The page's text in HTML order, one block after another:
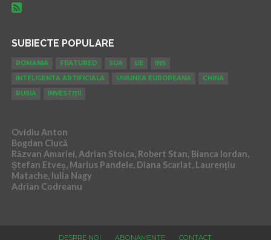
SUBIECTE POPULARE
ROMANIA FEATURED SUA UE
INS
INTELIGENTA ARTIFICIALA
UNIUNEA EUROPEANA
CHINA
RUSIA
INVESTIȚII
Ovidiu Anton
Bogdan Ciucă
Răzvan Amariei, Adrian Stoica, Robert Stan, Bianca Iordan,
Ștefan Etveș, Marius Pandele, Diana Scarlat, Laurențiu
Matache, Iulia Nagy
Adrian Codreanu
DESPRE NOI ABONAMENTE CONTACT